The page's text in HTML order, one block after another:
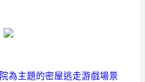
為主題的密屋逃走游戲場景